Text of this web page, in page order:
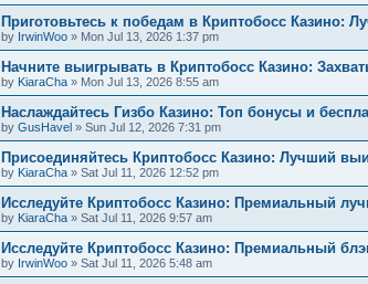
Приготовьтесь к победам в Криптобосс Казино:
by IrwinWoo » Mon Jul 13, 2026 1:37 pm
Начните выигрывать в Криптобосс Казино:
by KiaraCha » Mon Jul 13, 2026 8:55 am
Наслаждайтесь Гизбо Казино: Топ бонусы и
by GusHavel » Sun Jul 12, 2026 7:31 pm
Присоединяйтесь Криптобосс Казино: Лучший
by KiaraCha » Sat Jul 11, 2026 12:52 pm
Исследуйте Криптобосс Казино: Премиальный
by KiaraCha » Sat Jul 11, 2026 9:57 am
Исследуйте Криптобосс Казино: Премиальный
by IrwinWoo » Sat Jul 11, 2026 5:48 am